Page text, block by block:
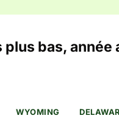
plus bas, année
WYOMING